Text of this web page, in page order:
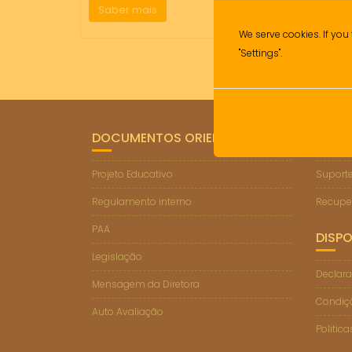
Saber mais
DOCUMENTOS ORIENTADORES
Projeto Educativo
Regulamento interno
PAA
Legislação
Mensagem da Diretora
Auto Avaliação
We serve cookies. If
"Settings".